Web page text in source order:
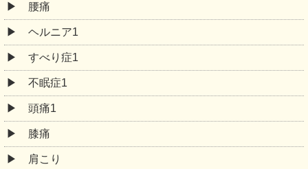
腰痛
ヘルニア1
すべり症1
不眠症1
頭痛1
膝痛
肩こり